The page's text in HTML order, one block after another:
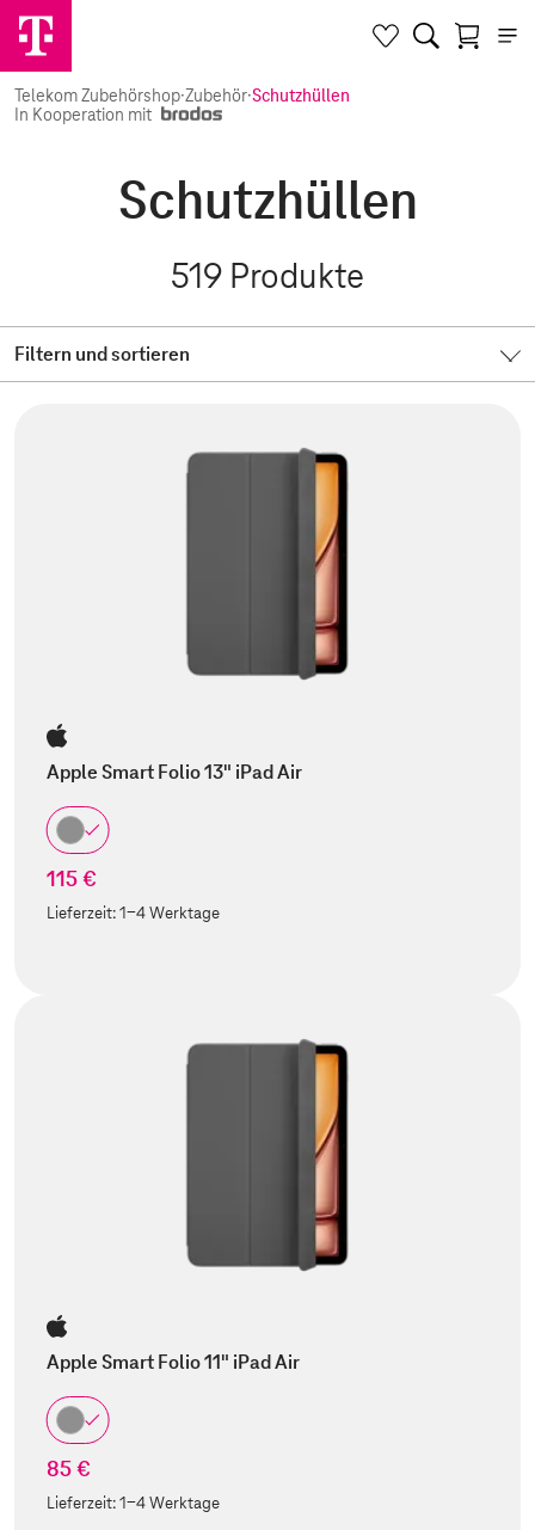
Telekom Zubehörshop·Zubehör·Schutzhüllen
In Kooperation mit
Schutzhüllen
519 Produkte
Filtern und sortieren
Apple Smart Folio 13" iPad Air
115 €
Lieferzeit:1-4 Werktage
Apple Smart Folio 11" iPad Air
85 €
Lieferzeit:1-4 Werktage